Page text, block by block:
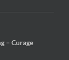
– Curage